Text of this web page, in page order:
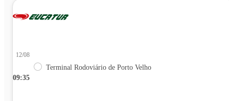
09:35
12/08
Terminal Rodoviário de Porto Velho